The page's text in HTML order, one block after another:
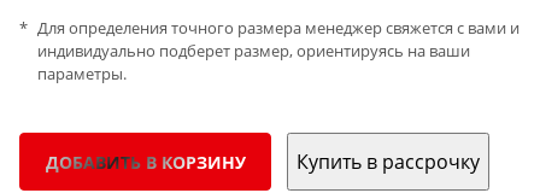
Для определения точного размера менеджер свяжется с вами и
индивидуально подберет размер, ориентируясь на ваши
параметры.
ДОБАВИТЬ В КОРЗИНУ Купить в рассрочку